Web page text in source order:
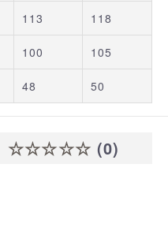
113 118
100 105
48 50
☆☆☆☆☆ (0)